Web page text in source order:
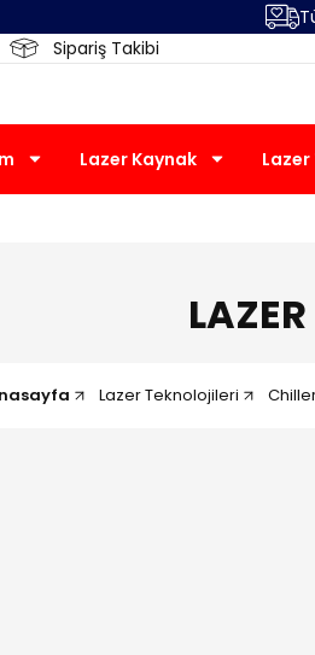
Sipariş Takibi
Lazer Kaynak
Lazer Teknolojileri